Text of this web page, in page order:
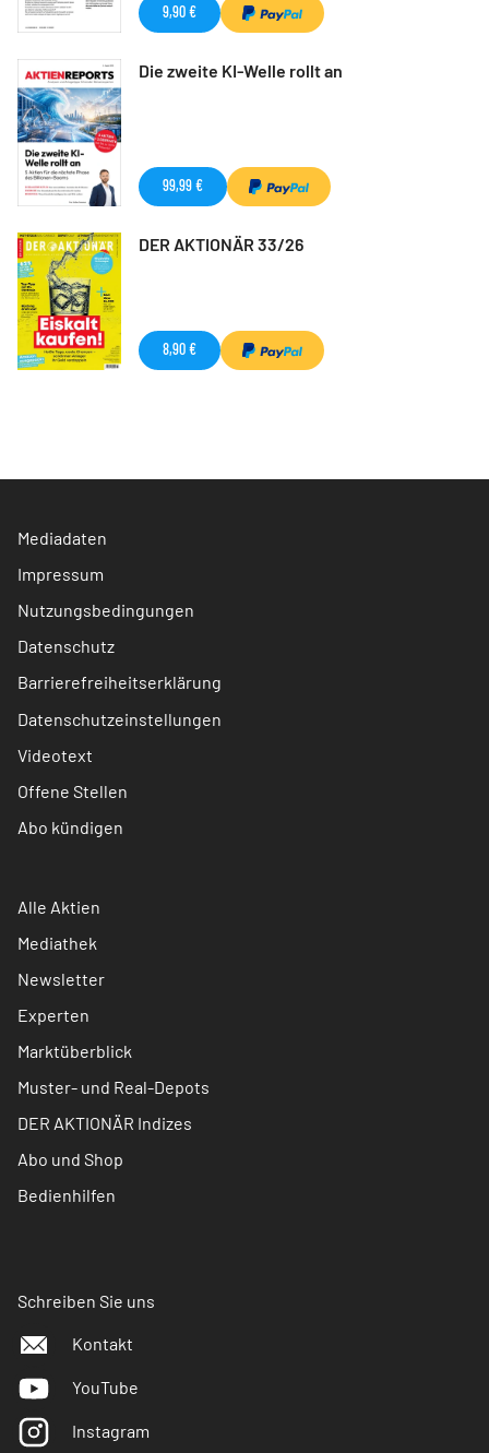
9,90 €
Die zweite KI-Welle rollt an
99,99 €
DER AKTIONÄR 33/26
8,90 €
Mediadaten
Impressum
Nutzungsbedingungen
Datenschutz
Barrierefreiheitserklärung
Datenschutzeinstellungen
Videotext
Offene Stellen
Abo kündigen
Alle Aktien
Mediathek
Newsletter
Experten
Marktüberblick
Muster- und Real-Depots
DER AKTIONÄR Indizes
Abo und Shop
Bedienhilfen
Schreiben Sie uns
Kontakt
YouTube
Instagram